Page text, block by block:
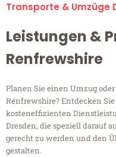
Transporte & Umzüge
Leistungen &
Renfrewshire
Planen Sie einen Umzug
Renfrewshire? Entdecken
kosteneffizienten
Dresden, die speziell darauf
gerecht zu werden und den
gestalten.